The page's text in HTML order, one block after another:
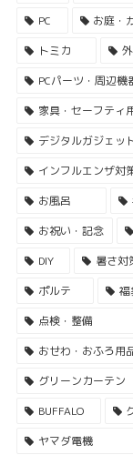
PC
お庭・
トミカ
PCパーツ・周辺機
家具・セーフティ
デジタルガジェッ
インフルエンザ対
お風呂
お祝い・記念
DIY
暑さ対
ポルテ
福
点検・整備
おせわ・おふろ用
グリーンカーテン
BUFFALO
ヤマダ電機